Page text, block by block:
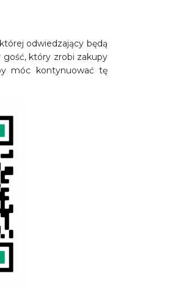
odwiedzający będą
gość, który zrobi zakupy
móc kontynuować tę